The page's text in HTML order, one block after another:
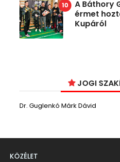
A Báthory
érmet
Kupáról
JOGI
Dr. Guglenkó Márk Dávid
KÖZÉLET